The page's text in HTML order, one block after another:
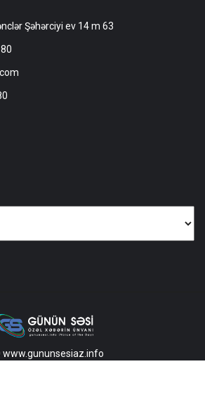
Şəhərciyi ev 14 m 63